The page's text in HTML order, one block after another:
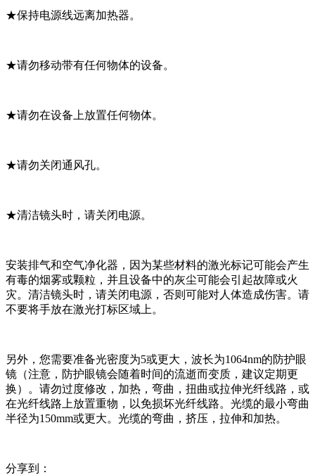
★保持电源线远离加热器。
★请勿移动带有任何物体的设备。
★请勿在设备上放置任何物体。
★请勿关闭通风孔。
★清洁镜头时，请关闭电源。
安装排气和空气净化器，因为某些材料的激光标记可能会产生
有毒的烟雾或颗粒，并且设备中的灰尘可能会引起故障或火
灾。清洁镜头时，请关闭电源，否则可能对人体造成伤害。请
不要将手放在激光打标区域上。
另外，您需要准备光密度为5或更大，波长为1064nm的防护眼
镜（注意，防护眼镜会随着时间的流逝而变质，建议定期更
换）。请勿过度修改，加热，弯曲，扭曲或拉伸光纤线路，或
在光纤线路上放置重物，以免损坏光纤线路。光缆的最小弯曲
半径为150mm或更大。光缆的弯曲，挤压，拉伸和加热。
分享到：